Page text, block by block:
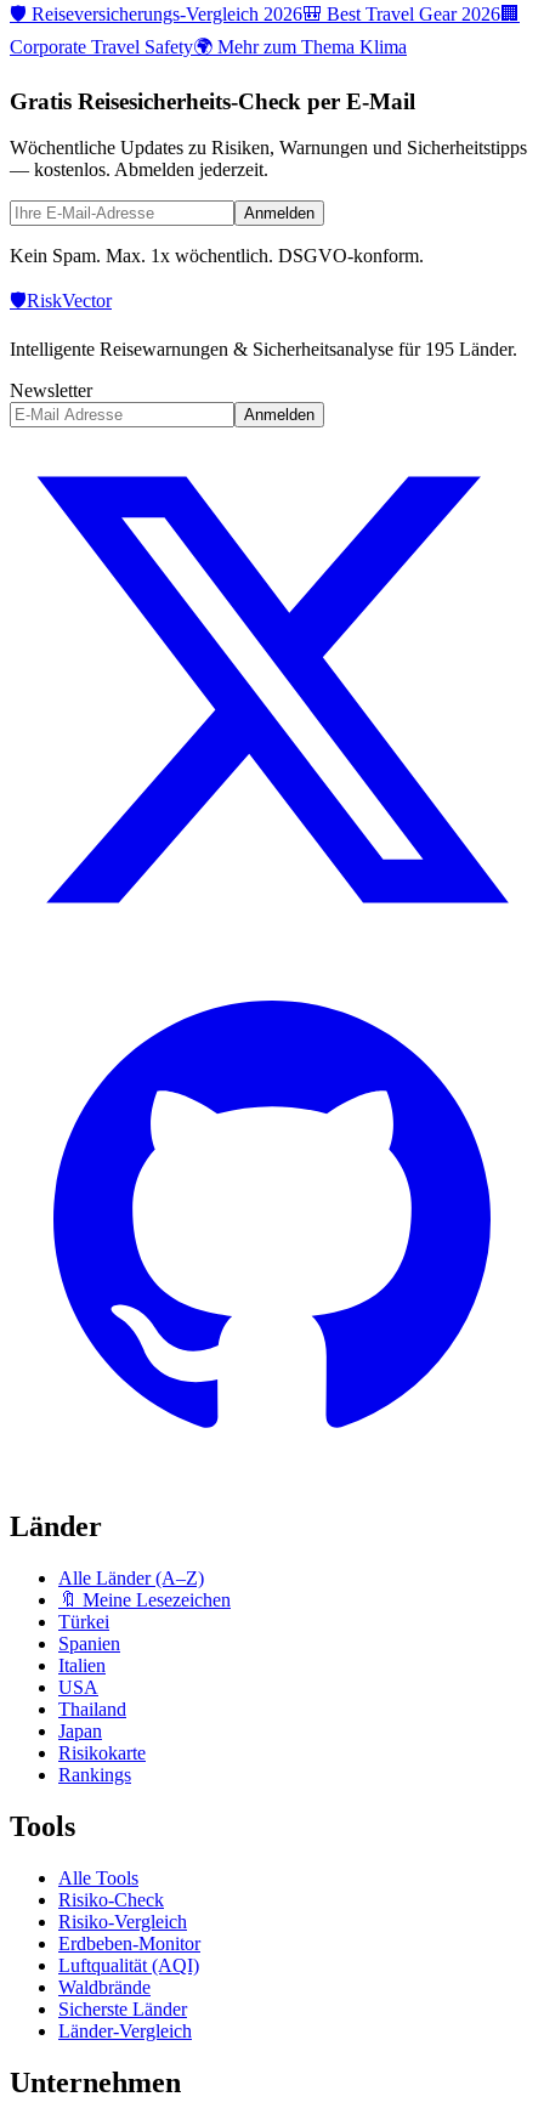
🛡️ Reiseversicherungs-Vergleich 2026🎒 Best Travel Gear 2026🏢
Corporate Travel Safety🌍 Mehr zum Thema Klima
Gratis Reisesicherheits-Check per E-Mail
Wöchentliche Updates zu Risiken, Warnungen und Sicherheitstipps
— kostenlos. Abmelden jederzeit.
Anmelden
Kein Spam. Max. 1x wöchentlich. DSGVO-konform.
🛡️RiskVector
Intelligente Reisewarnungen & Sicherheitsanalyse für 195 Länder.
Newsletter
Anmelden
Länder
Alle Länder (A–Z)
🔖 Meine Lesezeichen
Türkei
Spanien
Italien
USA
Thailand
Japan
Risikokarte
Rankings
Tools
Alle Tools
Risiko-Check
Risiko-Vergleich
Erdbeben-Monitor
Luftqualität (AQI)
Waldbrände
Sicherste Länder
Länder-Vergleich
Unternehmen